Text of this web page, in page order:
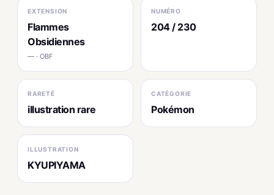
EXTENSION
Flammes
Obsidiennes
— · OBF
NUMÉRO
204 / 230
RARETÉ
illustration rare
CATÉGORIE
Pokémon
ILLUSTRATION
KYUPIYAMA